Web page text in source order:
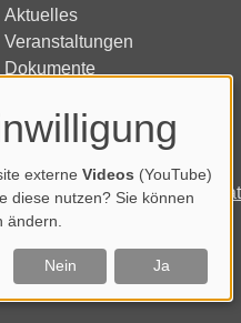
Aktuelles
Veranstaltungen
Dokumente
Impressum
externe Videos (YouTube)
diese nutzen? Sie können
ändern.
Nein Ja